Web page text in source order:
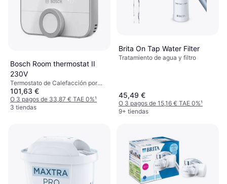
Bosch Room thermostat II
230V
Termostato de Calefacción por
Suelo Radiante, Amazon Alexa,
Google Assistant
101,63 €
O 3 pagos de 33,87 € TAE 0%¹
3 tiendas
Brita On Tap Water Filter
Tratamiento de agua y filtro
45,49 €
O 3 pagos de 15,16 € TAE 0%¹
9+ tiendas